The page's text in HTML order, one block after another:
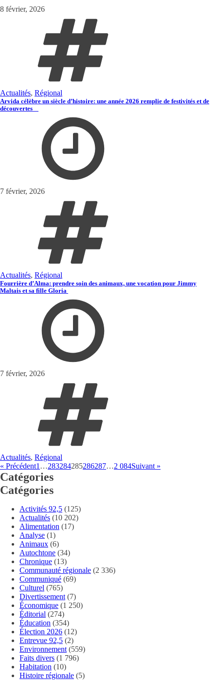
8 février, 2026
Actualités, Régional
Arvida célèbre un siècle d’histoire: une année 2026 remplie de festivités et de
découvertes
7 février, 2026
Actualités, Régional
Fourrière d’Alma: prendre soin des animaux, une vocation pour Jimmy
Maltais et sa fille Gloria
7 février, 2026
Actualités, Régional
« Précédent1 …283284285286287…2 084Suivant »
Catégories
Catégories
Activités 92,5 (125)
Actualités (10 202)
Alimentation (17)
Analyse (1)
Animaux (6)
Autochtone (34)
Chronique (13)
Communauté régionale (2 336)
Communiqué (69)
Culturel (765)
Divertissement (7)
Économique (1 250)
Éditorial (274)
Éducation (354)
Élection 2026 (12)
Entrevue 92,5 (2)
Environnement (559)
Faits divers (1 796)
Habitation (10)
Histoire régionale (5)